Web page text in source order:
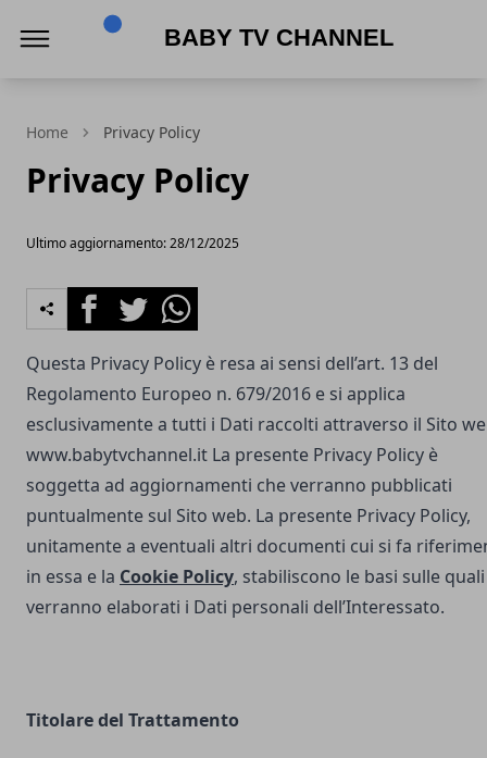
Home Privacy Policy
Privacy Policy
Ultimo aggiornamento: 28/12/2025
FacebookTwitterWhatsapp
Questa Privacy Policy è resa ai sensi dell’art. 13 del
Regolamento Europeo n. 679/2016 e si applica
esclusivamente a tutti i Dati raccolti attraverso il Sito
www.babytvchannel.it La presente Privacy Policy è
soggetta ad aggiornamenti che verranno pubblicati
puntualmente sul Sito web. La presente Privacy Policy,
unitamente a eventuali altri documenti cui si fa
in essa e la Cookie Policy, stabiliscono le basi sulle quali
verranno elaborati i Dati personali dell’Interessato.
Titolare del Trattamento